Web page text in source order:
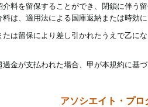
料を留保することができ、閉鎖に伴う
は、適用法による国庫返納または時効
は留保により差し引かれたうえで乙に
金が支払われた場合、甲が本規約に基
アソシエイト・プ